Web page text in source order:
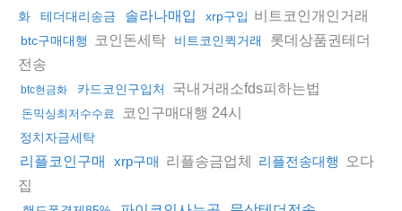
화
테더대리송금 솔라나매입 xrp구입 비트코인개인거래
btc구매대행 코인돈세탁 비트코인퀵거래
롯데상품권테더
전송
btc현금화 카드코인구입처 국내거래소fds피하는법
돈믹싱최저수수료 코인구매대행 24시
정치자금세탁
리플코인구매 xrp구매 리플송금업체 리플전송대행
오다
집